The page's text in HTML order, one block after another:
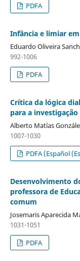
PDFA
Infância e limiar
Eduardo Oliveira
992-1006
PDFA
Crítica da lógica
para a
Alberto Matías
1007-1030
PDFA (Español
Desenvolvimento
professora de
comum
Josemaris Aparecida
1031-1051
PDFA